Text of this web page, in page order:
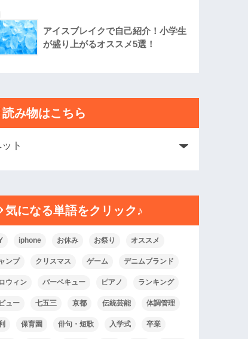
アイスブレイクで自己紹介！小学生
が盛り上がるオススメ5選！
読み物はこちら
気になる単語をクリック♪
iphone お休み お祭り オススメ
ンプ クリスマス ゲーム デニムブランド
ウィン バーベキュー ピアノ ランキング
ュー 七五三 京都 伝統芸能 体調管理
保育園 俳句・短歌 入学式 卒業